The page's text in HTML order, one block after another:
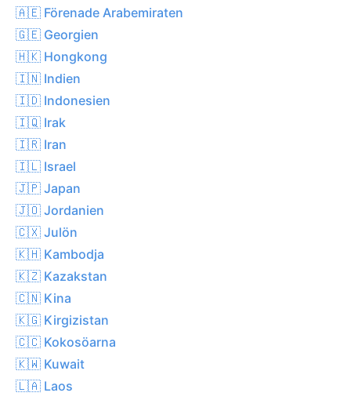
🇦🇪 Förenade Arabemiraten
🇬🇪 Georgien
🇭🇰 Hongkong
🇮🇳 Indien
🇮🇩 Indonesien
🇮🇶 Irak
🇮🇷 Iran
🇮🇱 Israel
🇯🇵 Japan
🇯🇴 Jordanien
🇨🇽 Julön
🇰🇭 Kambodja
🇰🇿 Kazakstan
🇨🇳 Kina
🇰🇬 Kirgizistan
🇨🇨 Kokosöarna
🇰🇼 Kuwait
🇱🇦 Laos